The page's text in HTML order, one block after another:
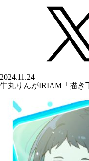
2024.11.24
牛丸りんがIRIAM「描き